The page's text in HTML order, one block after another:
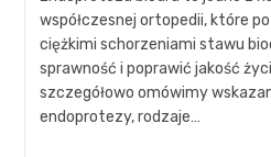
współczesnej ortopedii, które
ciężkimi schorzeniami stawu
sprawność i poprawić jakość
szczegółowo omówimy
endoprotezy, rodzaje…